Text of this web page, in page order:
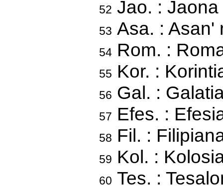
52 Jao. : Jaona
53 Asa. : Asan'
54Rom. :
55 Kor. :
56 Gal. :
57 Efes. :
58 Fil. :
59 Kol. :
60 Tes. :